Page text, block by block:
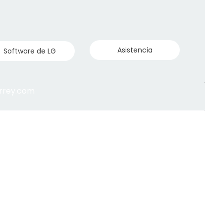
Software de LG Asistencia